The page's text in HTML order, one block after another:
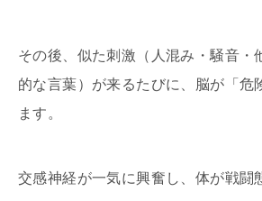
その後、似た刺激（人混み・騒音・
的な言葉）が来るたびに、脳が「危
ます。
交感神経が一気に興奮し、体が戦闘